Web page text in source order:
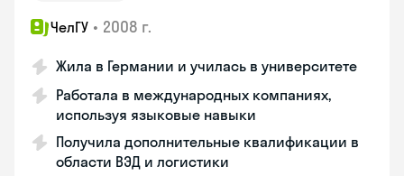
ЧелГУ • 2008 г.
Жила в Германии и училась в университете
Работала в международных компаниях,
используя языковые навыки
Получила дополнительные квалификации в
области ВЭД и логистики